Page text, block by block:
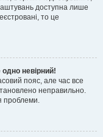
доступна лише
то це
невірний!
пояс, але час все
неправильно.
проблеми.